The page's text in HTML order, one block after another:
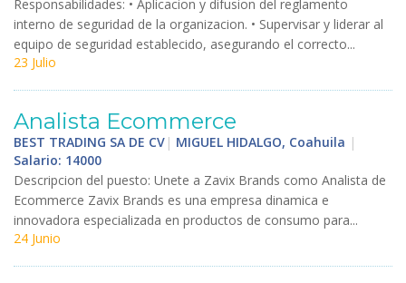
Responsabilidades: • Aplicacion y difusion del reglamento
interno de seguridad de la organizacion. • Supervisar y liderar al
equipo de seguridad establecido, asegurando el correcto...
23 Julio
Analista Ecommerce
BEST TRADING SA DE CV | MIGUEL HIDALGO, Coahuila |
Salario: 14000
Descripcion del puesto: Unete a Zavix Brands como Analista de
Ecommerce Zavix Brands es una empresa dinamica e
innovadora especializada en productos de consumo para...
24 Junio